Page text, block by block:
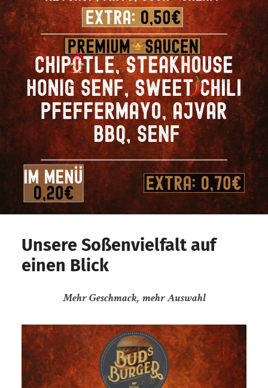
Unsere Soßenvielfalt auf
einen Blick
Mehr Geschmack, mehr Auswahl